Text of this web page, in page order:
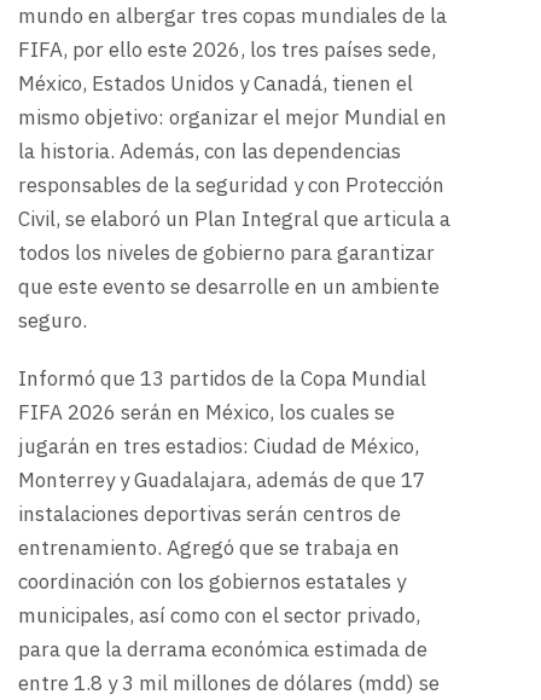
mundo en albergar tres copas mundiales de la
FIFA, por ello este 2026, los tres países sede,
México, Estados Unidos y Canadá, tienen el
mismo objetivo: organizar el mejor Mundial en
la historia. Además, con las dependencias
responsables de la seguridad y con Protección
Civil, se elaboró un Plan Integral que articula a
todos los niveles de gobierno para garantizar
que este evento se desarrolle en un ambiente
seguro.
Informó que 13 partidos de la Copa Mundial
FIFA 2026 serán en México, los cuales se
jugarán en tres estadios: Ciudad de México,
Monterrey y Guadalajara, además de que 17
instalaciones deportivas serán centros de
entrenamiento. Agregó que se trabaja en
coordinación con los gobiernos estatales y
municipales, así como con el sector privado,
para que la derrama económica estimada de
entre 1.8 y 3 mil millones de dólares (mdd) se